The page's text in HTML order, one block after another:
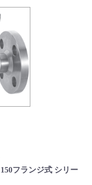
フランジ式 シリー